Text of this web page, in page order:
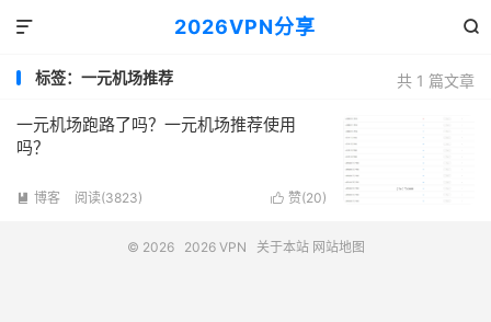
2026VPN分享 

共 1 篇文章
标签：一元机场推荐
一元机场跑路了吗？一元机场推荐使用
吗？
 赞(20)
 博客 阅读(3823)
© 2026 2026 VPN 关于本站 网站地图